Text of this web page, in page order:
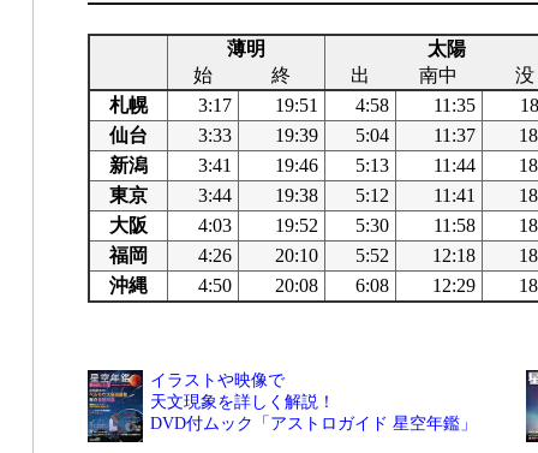
薄明
太陽
始
終 出 南中
没
札幌
3:17 19:51 4:58 11:35
仙台
3:33 19:39 5:04 11:37
新潟
3:41 19:46 5:13 11:44
東京
3:44 19:38 5:12 11:41
大阪
4:03 19:52 5:30 11:58
福岡
4:26 20:10 5:52 12:18
沖縄
4:50 20:08 6:08 12:29
イラストや映像で
天文現象を詳しく解説！
DVD付ムック「アストロガイド 星空年鑑」